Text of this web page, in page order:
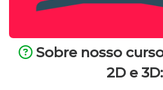
Sobre nosso
2D e 3D: